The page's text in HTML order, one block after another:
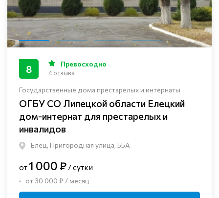
Государственные дома престарелых и интернаты
ОГБУ СО Липецкой области Елецкий
дом-интернат для престарелых и
инвалидов
Елец, Пригородная улица, 55А
8 Превосходно
4 отзыва
от1 000 ₽ / сутки
от 30 000 ₽ / месяц